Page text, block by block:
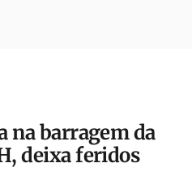
na barragem da
deixa feridos